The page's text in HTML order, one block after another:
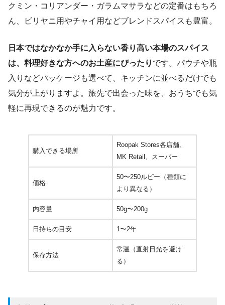
クミン・コリアンダー・ガラムマサラなどの定番はもちろ
ん、ビリヤニ用やチャイ用などブレンドスパイスも豊富。
日本ではなかなか手に入らない香り高い本場のスパイス
は、料理好きな方へのお土産にぴったり です。パウチや瓶
入りなどパッケージも選べて、キッチンに並べるだけでも
気分が上がりますよ。旅先で出会った味を、おうちでも気
軽に再現できるのが魅力です。
購入できる場所
Roopak Stores各店舗、
MK Retail、スーパー
価格
50〜250ルピー（種類に
より異なる）
内容量 50g〜200g
日持ちの目安 1〜2年
保存方法
常温（直射日光を避け
る）